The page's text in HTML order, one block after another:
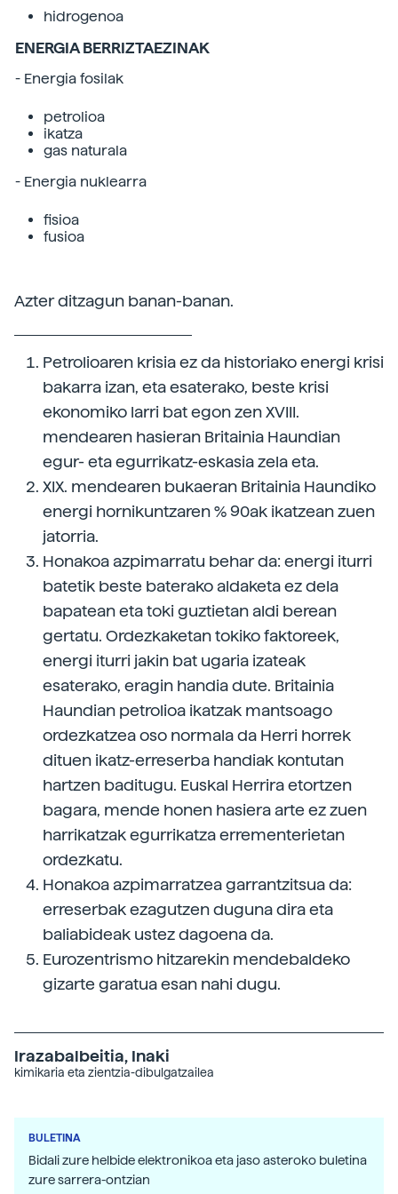
hidrogenoa
ENERGIA BERRIZTAEZINAK
- Energia fosilak
petrolioa
ikatza
gas naturala
- Energia nuklearra
fisioa
fusioa
Azter ditzagun banan-banan.
Petrolioaren krisia ez da historiako energi krisi
bakarra izan, eta esaterako, beste krisi
ekonomiko larri bat egon zen XVIII.
mendearen hasieran Britainia Haundian
egur- eta egurrikatz-eskasia zela eta.
XIX. mendearen bukaeran Britainia Haundiko
energi hornikuntzaren % 90ak ikatzean zuen
jatorria.
Honakoa azpimarratu behar da: energi iturri
batetik beste baterako aldaketa ez dela
bapatean eta toki guztietan aldi berean
gertatu. Ordezkaketan tokiko faktoreek,
energi iturri jakin bat ugaria izateak
esaterako, eragin handia dute. Britainia
Haundian petrolioa ikatzak mantsoago
ordezkatzea oso normala da Herri horrek
dituen ikatz-erreserba handiak kontutan
hartzen baditugu. Euskal Herrira etortzen
bagara, mende honen hasiera arte ez zuen
harrikatzak egurrikatza errementerietan
ordezkatu.
Honakoa azpimarratzea garrantzitsua da:
erreserbak ezagutzen duguna dira eta
baliabideak ustez dagoena da.
Eurozentrismo hitzarekin mendebaldeko
gizarte garatua esan nahi dugu.
Irazabalbeitia, Inaki
kimikaria eta zientzia-dibulgatzailea
BULETINA
Bidali zure helbide elektronikoa eta jaso asteroko buletina
zure sarrera-ontzian